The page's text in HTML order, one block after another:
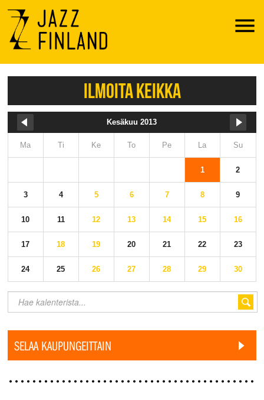
Menu
ILMOITA KEIKKA
Kesäkuu 2013
Ma Ti Ke To Pe La Su
1 2
3 4 5 6 7 8 9
10 11 12 13 14 15 16
17 18 19 20 21 22 23
24 25 26 27 28 29 30
SELAA KAUPUNGEITTAIN